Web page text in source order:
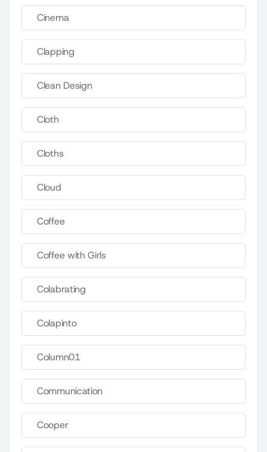
Cinema
Clapping
Clean Design
Cloth
Cloths
Cloud
Coffee
Coffee with Girls
Colabrating
Colapinto
Column01
Communication
Cooper